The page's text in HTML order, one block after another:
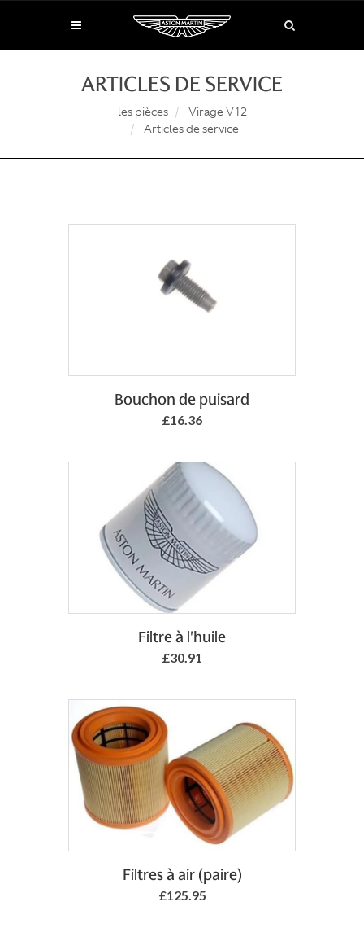
ARTICLES DE SERVICE
les pièces
Virage V12
Articles de service
Add to Basket
Bouchon de puisard
£16.36
Add to Basket
Filtre à l'huile
£30.91
Add to Basket
Filtres à air (paire)
£125.95